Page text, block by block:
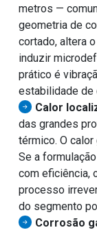
metros —
geometria de
cortado, altera
induzir
prático é
estabilidade de
Calor
das grandes
térmico. O
Se a
com eficiência,
processo
do segmento
Corrosão